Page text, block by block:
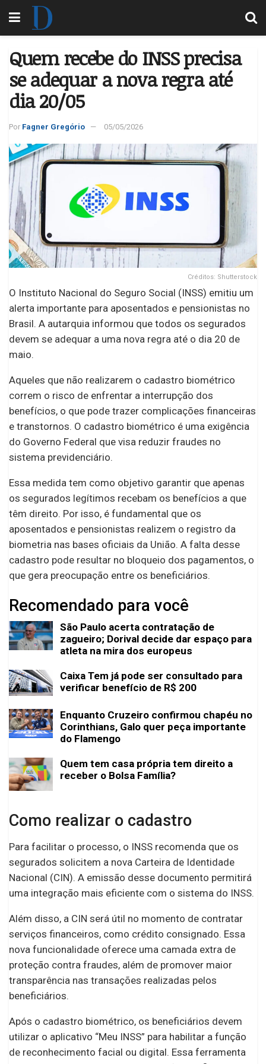
Quem recebe do INSS precisa
se adequar a nova regra até
dia 20/05
Por Fagner Gregório 05/05/2026
Créditos: Shutterstock
O Instituto Nacional do Seguro Social (INSS) emitiu um
alerta importante para aposentados e pensionistas no
Brasil. A autarquia informou que todos os segurados
devem se adequar a uma nova regra até o dia 20 de
maio.
Aqueles que não realizarem o cadastro biométrico
correm o risco de enfrentar a interrupção dos
benefícios, o que pode trazer complicações financeiras
e transtornos. O cadastro biométrico é uma exigência
do Governo Federal que visa reduzir fraudes no
sistema previdenciário.
Essa medida tem como objetivo garantir que apenas
os segurados legítimos recebam os benefícios a que
têm direito. Por isso, é fundamental que os
aposentados e pensionistas realizem o registro da
biometria nas bases oficiais da União. A falta desse
cadastro pode resultar no bloqueio dos pagamentos, o
que gera preocupação entre os beneficiários.
Recomendado para você
São Paulo acerta contratação de
zagueiro; Dorival decide dar espaço para
atleta na mira dos europeus
Caixa Tem já pode ser consultado para
verificar benefício de R$ 200
Enquanto Cruzeiro confirmou chapéu no
Corinthians, Galo quer peça importante
do Flamengo
Quem tem casa própria tem direito a
receber o Bolsa Família?
Como realizar o cadastro
Para facilitar o processo, o INSS recomenda que os
segurados solicitem a nova Carteira de Identidade
Nacional (CIN). A emissão desse documento permitirá
uma integração mais eficiente com o sistema do INSS.
Além disso, a CIN será útil no momento de contratar
serviços financeiros, como crédito consignado. Essa
nova funcionalidade oferece uma camada extra de
proteção contra fraudes, além de promover maior
transparência nas transações realizadas pelos
beneficiários.
Após o cadastro biométrico, os beneficiários devem
utilizar o aplicativo “Meu INSS” para habilitar a função
de reconhecimento facial ou digital. Essa ferramenta